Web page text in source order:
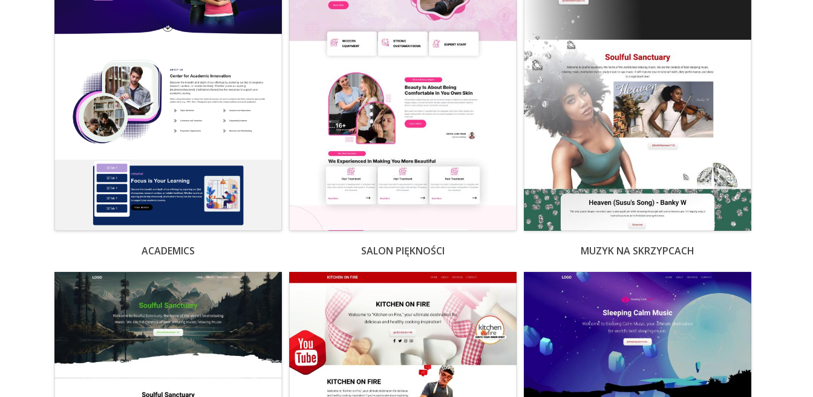
ACADEMICS SALON PIĘKNOŚCI MUZYK NA SKRZYPCACH